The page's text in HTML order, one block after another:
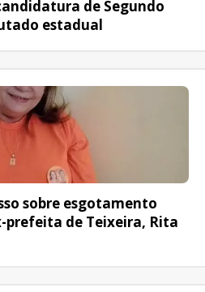
de Segundo
estadual
sobre esgotamento
de Teixeira, Rita